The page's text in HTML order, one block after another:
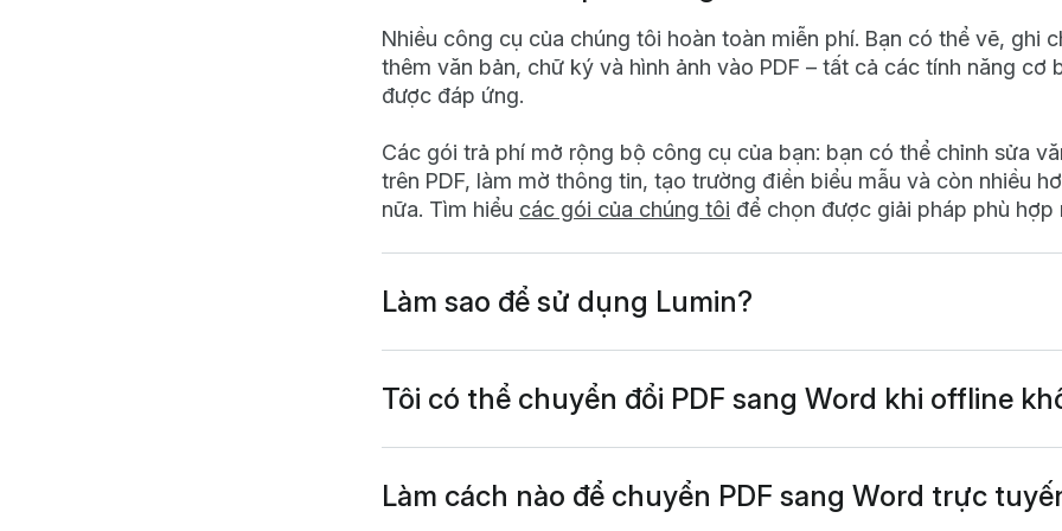
Nhiều công cụ của chúng tôi hoàn toàn miễn phí. Bạn có thể vẽ, ghi
thêm văn bản, chữ ký và hình ảnh vào PDF – tất cả các tính năng cơ
được đáp ứng.
Các gói trả phí mở rộng bộ công cụ của bạn: bạn có thể chỉnh sửa
trên PDF, làm mờ thông tin, tạo trường điền biểu mẫu và còn nhiều
nữa. Tìm hiểu các gói của chúng tôi để chọn được giải pháp phù hợp
Làm sao để sử dụng Lumin?
trên điện thoại và máy tính bảng với các tính năng phổ biến của
Tôi có thể chuyển đổi PDF sang Word khi offline
đặt trước khi mất mạng, bạn sẽ sử dụng đầy đủ các công cụ chỉnh
Lumin, dù là thêm văn bản, bình luận, chữ ký điện tử hay nhiều tính
Làm cách nào để chuyển PDF sang Word trực